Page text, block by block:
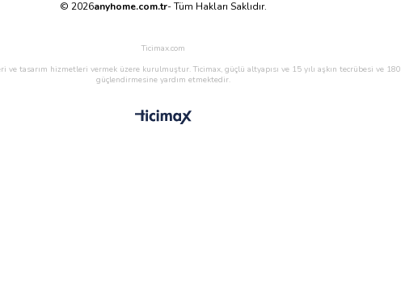
© 2026anyhome.com.tr- Tüm Hakları Saklıdır.
Ticimax.com
ve tasarım hizmetleri vermek üzere kurulmuştur. Ticimax, güçlü altyapısı ve 15 yılı aşkın tecrübesi
güçlendirmesine yardım etmektedir.